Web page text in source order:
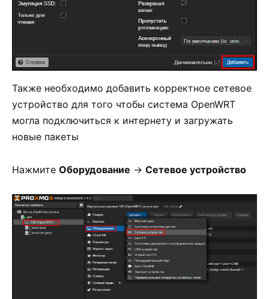
Также необходимо добавить корректное сетевое
устройство для того чтобы система OpenWRT
могла подключиться к интернету и загружать
новые пакеты
Нажмите Оборудование -> Сетевое устройство